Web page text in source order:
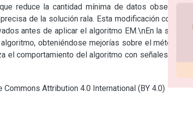
reduce la cantidad mínima de datos observados
de la solución rala. Esta modificación consiste
antes de aplicar el algoritmo EM.\nEn la sección
obteniéndose mejorías sobre el método de
el comportamiento del algoritmo con señales reales
Attribution 4.0 International (BY 4.0)